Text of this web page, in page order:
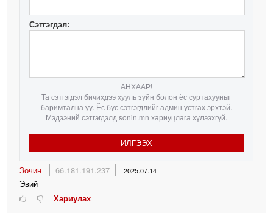
Сэтгэгдэл:
АНХААР!
Та сэтгэгдэл бичихдээ хууль зүйн болон ёс суртахууныг
баримтална уу. Ёс бус сэтгэгдлийг админ устгах эрхтэй.
Мэдээний сэтгэгдэлд sonin.mn хариуцлага хүлээхгүй.
ИЛГЭЭХ
Зочин 66.181.191.237 2025.07.14
Эвий
Хариулах